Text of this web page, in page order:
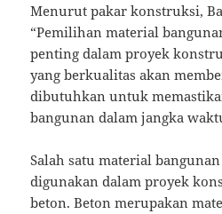
Menurut pakar konstruksi,
“Pemilihan material
penting dalam proyek
yang berkualitas akan
dibutuhkan untuk
bangunan dalam jangka
Salah satu material
digunakan dalam proyek
beton. Beton merupakan